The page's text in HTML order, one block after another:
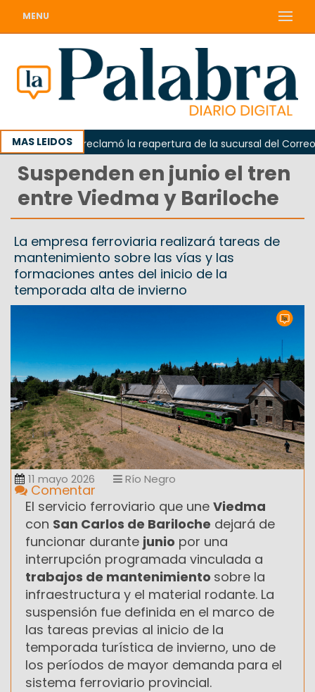
MENU
MAS LEIDOS
Odarda reclamó la reapertura de la sucursal del Correo
Suspenden en junio el tren
entre Viedma y Bariloche
La empresa ferroviaria realizará tareas de
mantenimiento sobre las vías y las
formaciones antes del inicio de la
temporada alta de invierno
11 mayo 2026 Río Negro
Comentar
El servicio ferroviario que une Viedma
con San Carlos de Bariloche dejará de
funcionar durante junio por una
interrupción programada vinculada a
trabajos de mantenimiento sobre la
infraestructura y el material rodante. La
suspensión fue definida en el marco de
las tareas previas al inicio de la
temporada turística de invierno, uno de
los períodos de mayor demanda para el
sistema ferroviario provincial.